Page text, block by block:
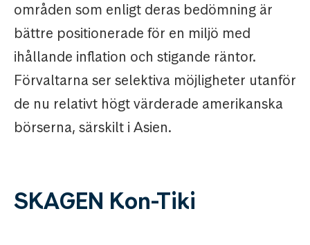
områden som enligt deras bedömning är
bättre positionerade för en miljö med
ihållande inflation och stigande räntor.
Förvaltarna ser selektiva möjligheter utanför
de nu relativt högt värderade amerikanska
börserna, särskilt i Asien.
SKAGEN Kon-Tiki